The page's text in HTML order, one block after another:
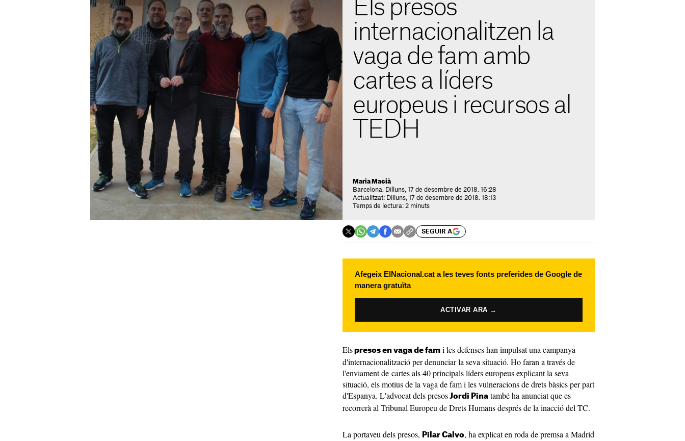
Els presos
internacionalitzen la
vaga de fam amb
cartes a líders
europeus i recursos al
TEDH
Maria Macià
Barcelona. Dilluns, 17 de desembre de 2018. 16:28
Actualitzat: Dilluns, 17 de desembre de 2018. 18:13
Temps de lectura: 2 minuts
SEGUIR A
Afegeix ElNacional.cat a les teves fonts preferides de Google de
manera gratuïta
ACTIVAR ARA →
Els presos en vaga de fam i les defenses han impulsat una campanya
d'internacionalització per denunciar la seva situació. Ho faran a través de
l'enviament de cartes als 40 principals líders europeus explicant la seva
situació, els motius de la vaga de fam i les vulneracions de drets bàsics per part
d'Espanya. L'advocat dels presos Jordi Pina també ha anunciat que es
recorrerà al Tribunal Europeu de Drets Humans després de la inacció del TC.
La portaveu dels presos, Pilar Calvo, ha explicat en roda de premsa a Madrid